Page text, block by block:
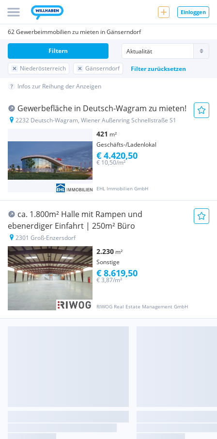
Einloggen
62 Gewerbeimmobilien zu mieten in Gänserndorf
Niederösterreich Gänserndorf Filter zurücksetzen
Filtern
Infos zur Reihung der Anzeigen
Gewerbefläche in Deutsch-Wagram zu mieten!
2232 Deutsch-Wagram, Wiener Außenring Schnellstraße S1
421 m²
Geschäfts-/Ladenlokal
EHL Immobilien GmbH
€ 10,50/m²
€ 4.420,50
ca. 1.800m² Halle mit Rampen und
ebenerdiger Einfahrt | 250m² Büro
2301 Groß-Enzersdorf
2.230 m²
Sonstige
RIWOG Real Estate Management GmbH
€ 3,87/m²
€ 8.619,50